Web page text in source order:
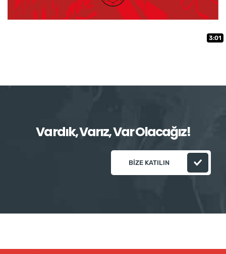
3:01
Vardık, Varız, Var Olacağız!
BIZE KATILIN